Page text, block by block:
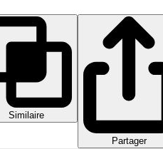
Similaire
Partager